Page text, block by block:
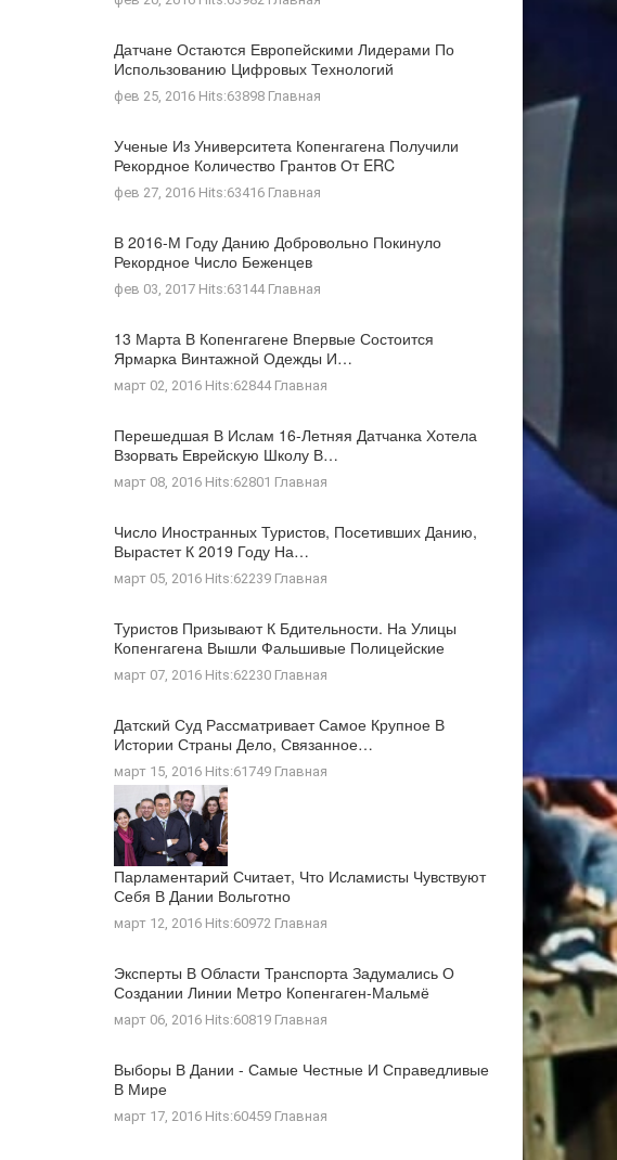
Датчане Остаются Европейскими Лидерами По
Использованию Цифровых Технологий
фев 25, 2016 Hits:63898 Главная
Ученые Из Университета Копенгагена Получили
Рекордное Количество Грантов От ERC
фев 27, 2016 Hits:63416 Главная
В 2016-М Году Данию Добровольно Покинуло
Рекордное Число Беженцев
фев 03, 2017 Hits:63144 Главная
13 Марта В Копенгагене Впервые Состоится
Ярмарка Винтажной Одежды И…
март 02, 2016 Hits:62844 Главная
Перешедшая В Ислам 16-Летняя Датчанка Хотела
Взорвать Еврейскую Школу В…
март 08, 2016 Hits:62801 Главная
Число Иностранных Туристов, Посетивших Данию,
Вырастет К 2019 Году На…
март 05, 2016 Hits:62239 Главная
Туристов Призывают К Бдительности. На Улицы
Копенгагена Вышли Фальшивые Полицейские
март 07, 2016 Hits:62230 Главная
Датский Суд Рассматривает Самое Крупное В
Истории Страны Дело, Связанное…
март 15, 2016 Hits:61749 Главная
Парламентарий Считает, Что Исламисты Чувствуют
Себя В Дании Вольготно
март 12, 2016 Hits:60972 Главная
Эксперты В Области Транспорта Задумались О
Создании Линии Метро Копенгаген-Мальмё
март 06, 2016 Hits:60819 Главная
Выборы В Дании - Самые Честные И Справедливые
В Мире
март 17, 2016 Hits:60459 Главная